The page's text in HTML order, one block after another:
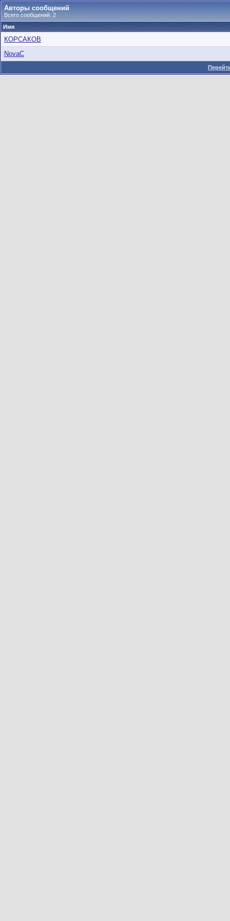
Авторы сообщений
Всего сообщений: 2
Имя
КОРСАКОВ
NovaC